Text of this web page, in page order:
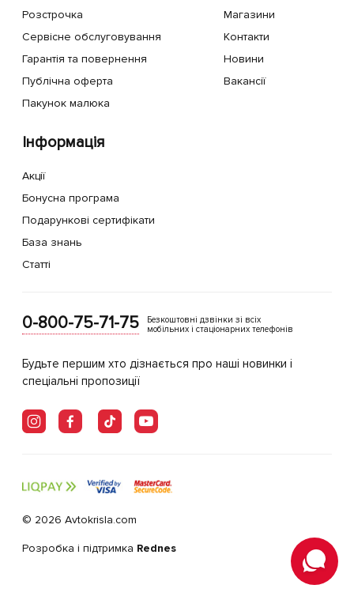
Розстрочка
Сервісне обслуговування
Гарантія та повернення
Публічна оферта
Пакунок малюка
Магазини
Контакти
Новини
Вакансії
Інформація
Акції
Бонусна програма
Подарункові сертифікати
База знань
Статті
0-800-75-71-75
Безкоштовні дзвінки зі всіх
мобільних і стаціонарних телефонів
Будьте першим хто дізнається про наші новинки і
спеціальні пропозиції
© 2026 Avtokrisla.com
Розробка і підтримка Rednes